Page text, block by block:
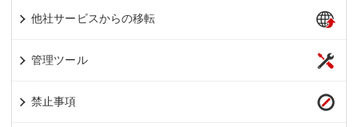
他社サービスからの移転
管理ツール
禁止事項